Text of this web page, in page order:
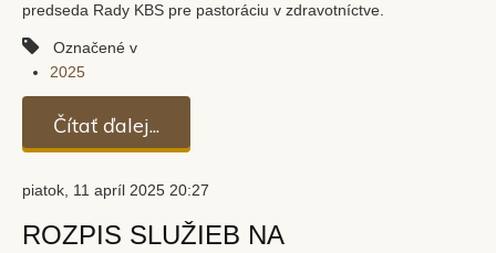
predseda Rady KBS pre pastoráciu v zdravotníctve.
Označené v
2025
Čítať ďalej...
piatok, 11 apríl 2025 20:27
ROZPIS SLUŽIEB NA